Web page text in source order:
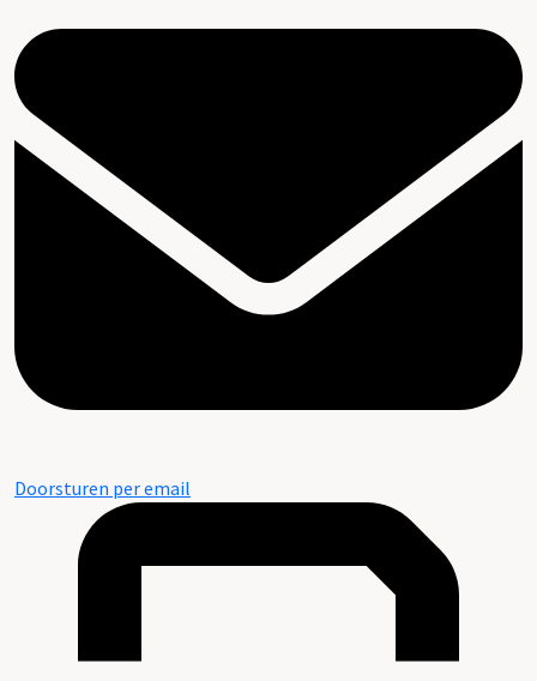
Doorsturen per email